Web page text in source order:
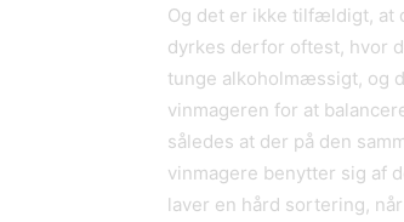
Og det er ikke tilfældigt, at
dyrkes derfor oftest, hvor
tunge alkoholmæssigt, og
vinmageren for at
således at der på den
vinmagere benytter sig af
laver en hård sortering,